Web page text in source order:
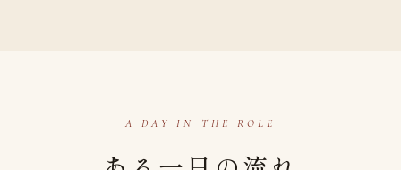
A DAY IN THE ROLE